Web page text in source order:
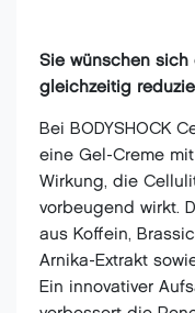
Sie wünschen sich
gleichzeitig
Bei BODYSHOCK
eine Gel-Creme
Wirkung, die
vorbeugend wirkt.
aus Koffein,
Arnika-Extrakt
Ein innovativer